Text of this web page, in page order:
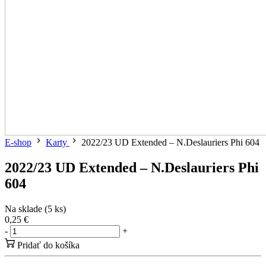
E-shop Karty 2022/23 UD Extended – N.Deslauriers Phi 604
2022/23 UD Extended – N.Deslauriers Phi
604
Na sklade (5 ks)
0,25 €
-
+
Pridať do košíka